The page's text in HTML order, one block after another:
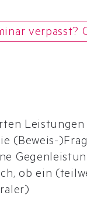
verpasst?
(Beweis-
ob ein